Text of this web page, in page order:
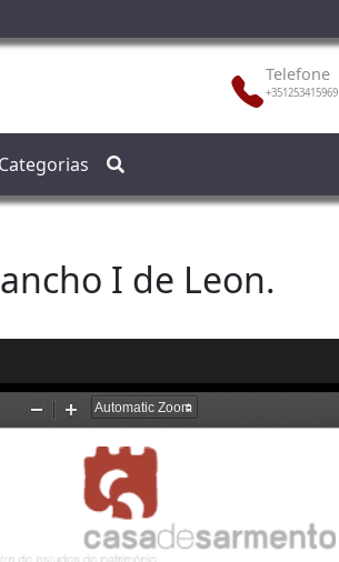
Telefone
+351253415969
Categorias
I de Leon.